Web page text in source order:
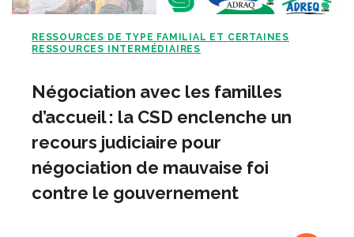
RESSOURCES DE TYPE FAMILIAL ET CERTAINES
RESSOURCES INTERMÉDIAIRES
Négociation avec les familles
d’accueil : la CSD enclenche un
recours judiciaire pour
négociation de mauvaise foi
contre le gouvernement